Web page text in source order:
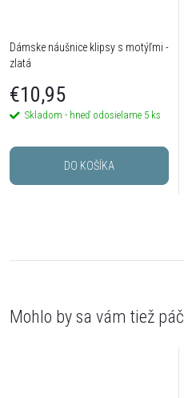
Dámske náušnice klipsy s motýľmi -
zlatá
€10,95
Skladom - hneď odosielame 5 ks
DO KOŠÍKA